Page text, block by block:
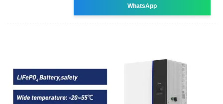
WhatsApp